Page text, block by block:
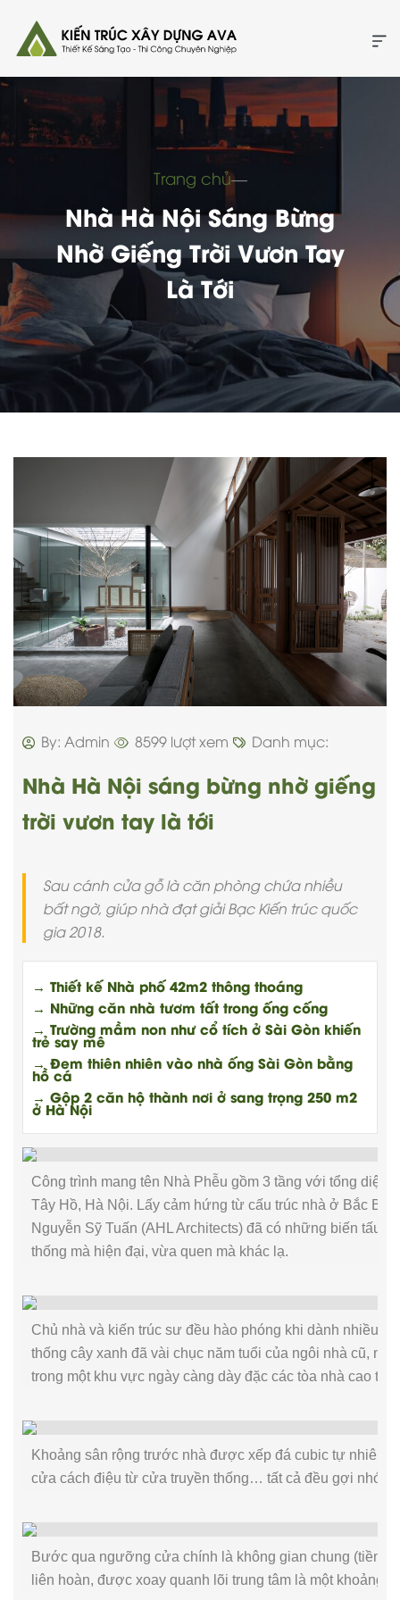
Trang chủ―
Nhà Hà Nội Sáng Bừng
Nhờ Giếng Trời Vươn Tay
Là Tới
By: Admin 8599 lượt xem Danh mục:
Nhà Hà Nội sáng bừng nhờ giếng
trời vươn tay là tới
Sau cánh cửa gỗ là căn phòng chứa nhiều
bất ngờ, giúp nhà đạt giải Bạc Kiến trúc quốc
gia 2018.
→ Thiết kế Nhà phố 42m2 thông thoáng
→ Những căn nhà tươm tất trong ống cống
→ Trường mầm non như cổ tích ở Sài Gòn khiến
trẻ say mê
→ Đem thiên nhiên vào nhà ống Sài Gòn bằng
hồ cá
→ Gộp 2 căn hộ thành nơi ở sang trọng 250 m2
ở Hà Nội
Công trình mang tên Nhà Phễu gồm 3 tầng với tổng diện
Tây Hồ, Hà Nội. Lấy cảm hứng từ cấu trúc nhà ở Bắc
Nguyễn Sỹ Tuấn (AHL Architects) đã có những biến tấu
thống mà hiện đại, vừa quen mà khác lạ.
Chủ nhà và kiến trúc sư đều hào phóng khi dành nhiều
thống cây xanh đã vài chục năm tuổi của ngôi nhà cũ,
trong một khu vực ngày càng dày đặc các tòa nhà cao
Khoảng sân rộng trước nhà được xếp đá cubic tự nhiên,
cửa cách điệu từ cửa truyền thống… tất cả đều gợi nhớ
Bước qua ngưỡng cửa chính là không gian chung (tiền
liên hoàn, được xoay quanh lõi trung tâm là một khoảng